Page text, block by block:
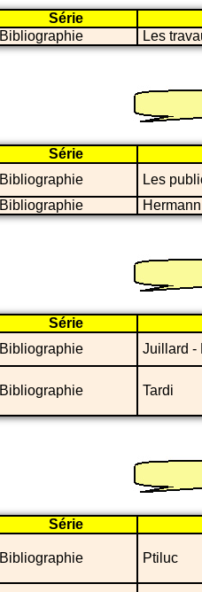
Série
Bibliographie Les
Série
Bibliographie Les
Bibliographie Hermann
Série
Bibliographie Juillard -
Bibliographie Tardi
Série
Bibliographie Ptiluc